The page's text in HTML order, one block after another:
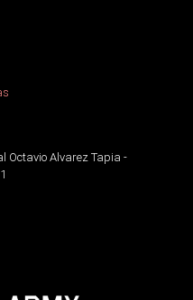
Octavio Alvarez Tapia -